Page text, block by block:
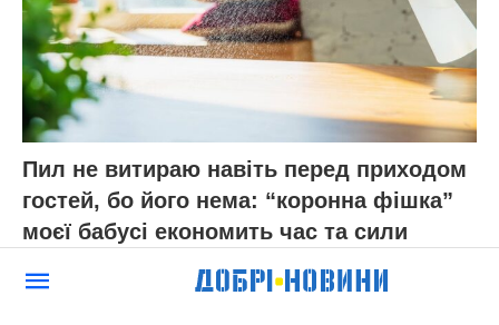
Пил не витираю навіть перед приходом
гостей, бо його нема: “коронна фішка”
моєї бабусі економить час та сили